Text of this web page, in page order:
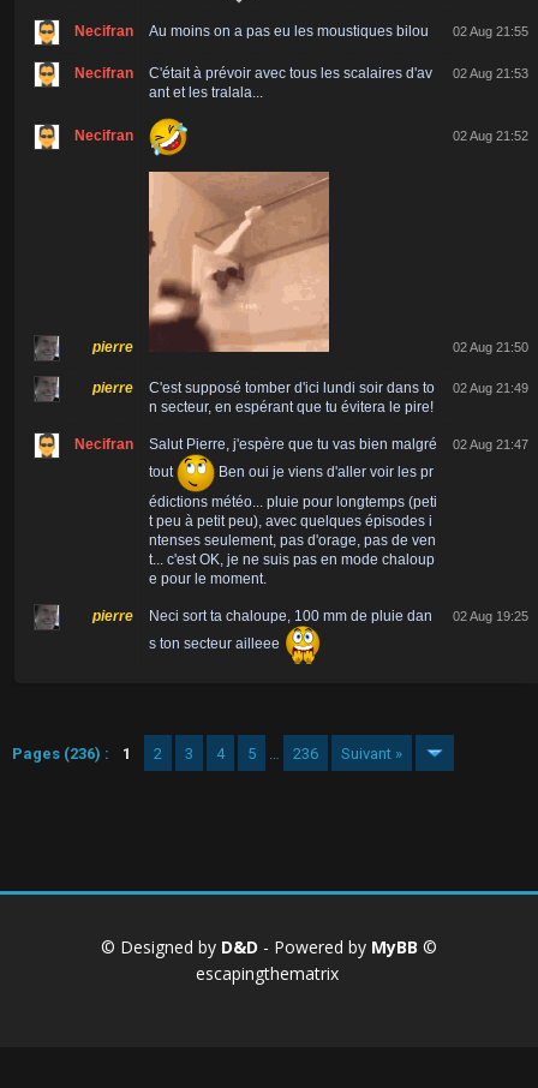
Necifran Au moins on a pas eu les moustiques bilou 02 Aug 21:55
Necifran
C'était à prévoir avec tous les scalaires d'av
ant et les tralala...
02 Aug 21:53
Necifran 02 Aug 21:52
pierre 02 Aug 21:50
pierre
C'est supposé tomber d'ici lundi soir dans to
n secteur, en espérant que tu évitera le pire!
02 Aug 21:49
Necifran
Salut Pierre, j'espère que tu vas bien malgré
tout
Ben oui je viens d'aller voir les pr
édictions météo... pluie pour longtemps (peti
t peu à petit peu), avec quelques épisodes i
ntenses seulement, pas d'orage, pas de ven
t... c'est OK, je ne suis pas en mode chaloup
e pour le moment.
02 Aug 21:47
pierre
Neci sort ta chaloupe, 100 mm de pluie dan
s ton secteur ailleee
02 Aug 19:25
Pages (236) : 1 2 3 4 5 236 Suivant »
© Designed by D&D - Powered by MyBB ©
escapingthematrix